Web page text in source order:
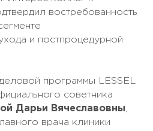
востребованность
и постпроцедурной
программы LESSEL
советника
Дарьи Вячеславовны,
врача клиники